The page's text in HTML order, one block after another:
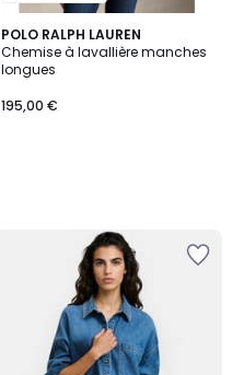
POLO RALPH LAUREN
Chemise à lavallière manches
longues
195,00 €